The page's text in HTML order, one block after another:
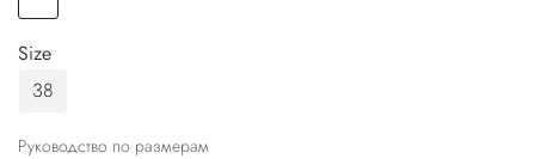
Size
38
Руководство по размерам